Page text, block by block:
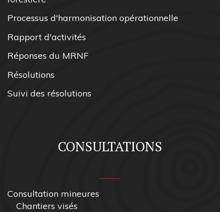
Processus d'harmonisation opérationnelle
Rapport d'activités
Réponses du MRNF
Résolutions
Suivi des résolutions
CONSULTATIONS
Consultation mineures
Chantiers visés